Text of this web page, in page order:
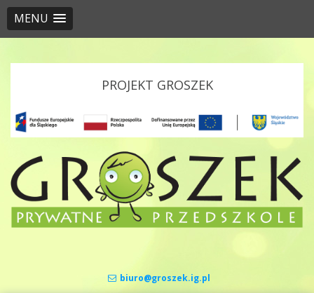
MENU
Skip to content
PROJEKT GROSZEK
biuro@groszek.ig.pl